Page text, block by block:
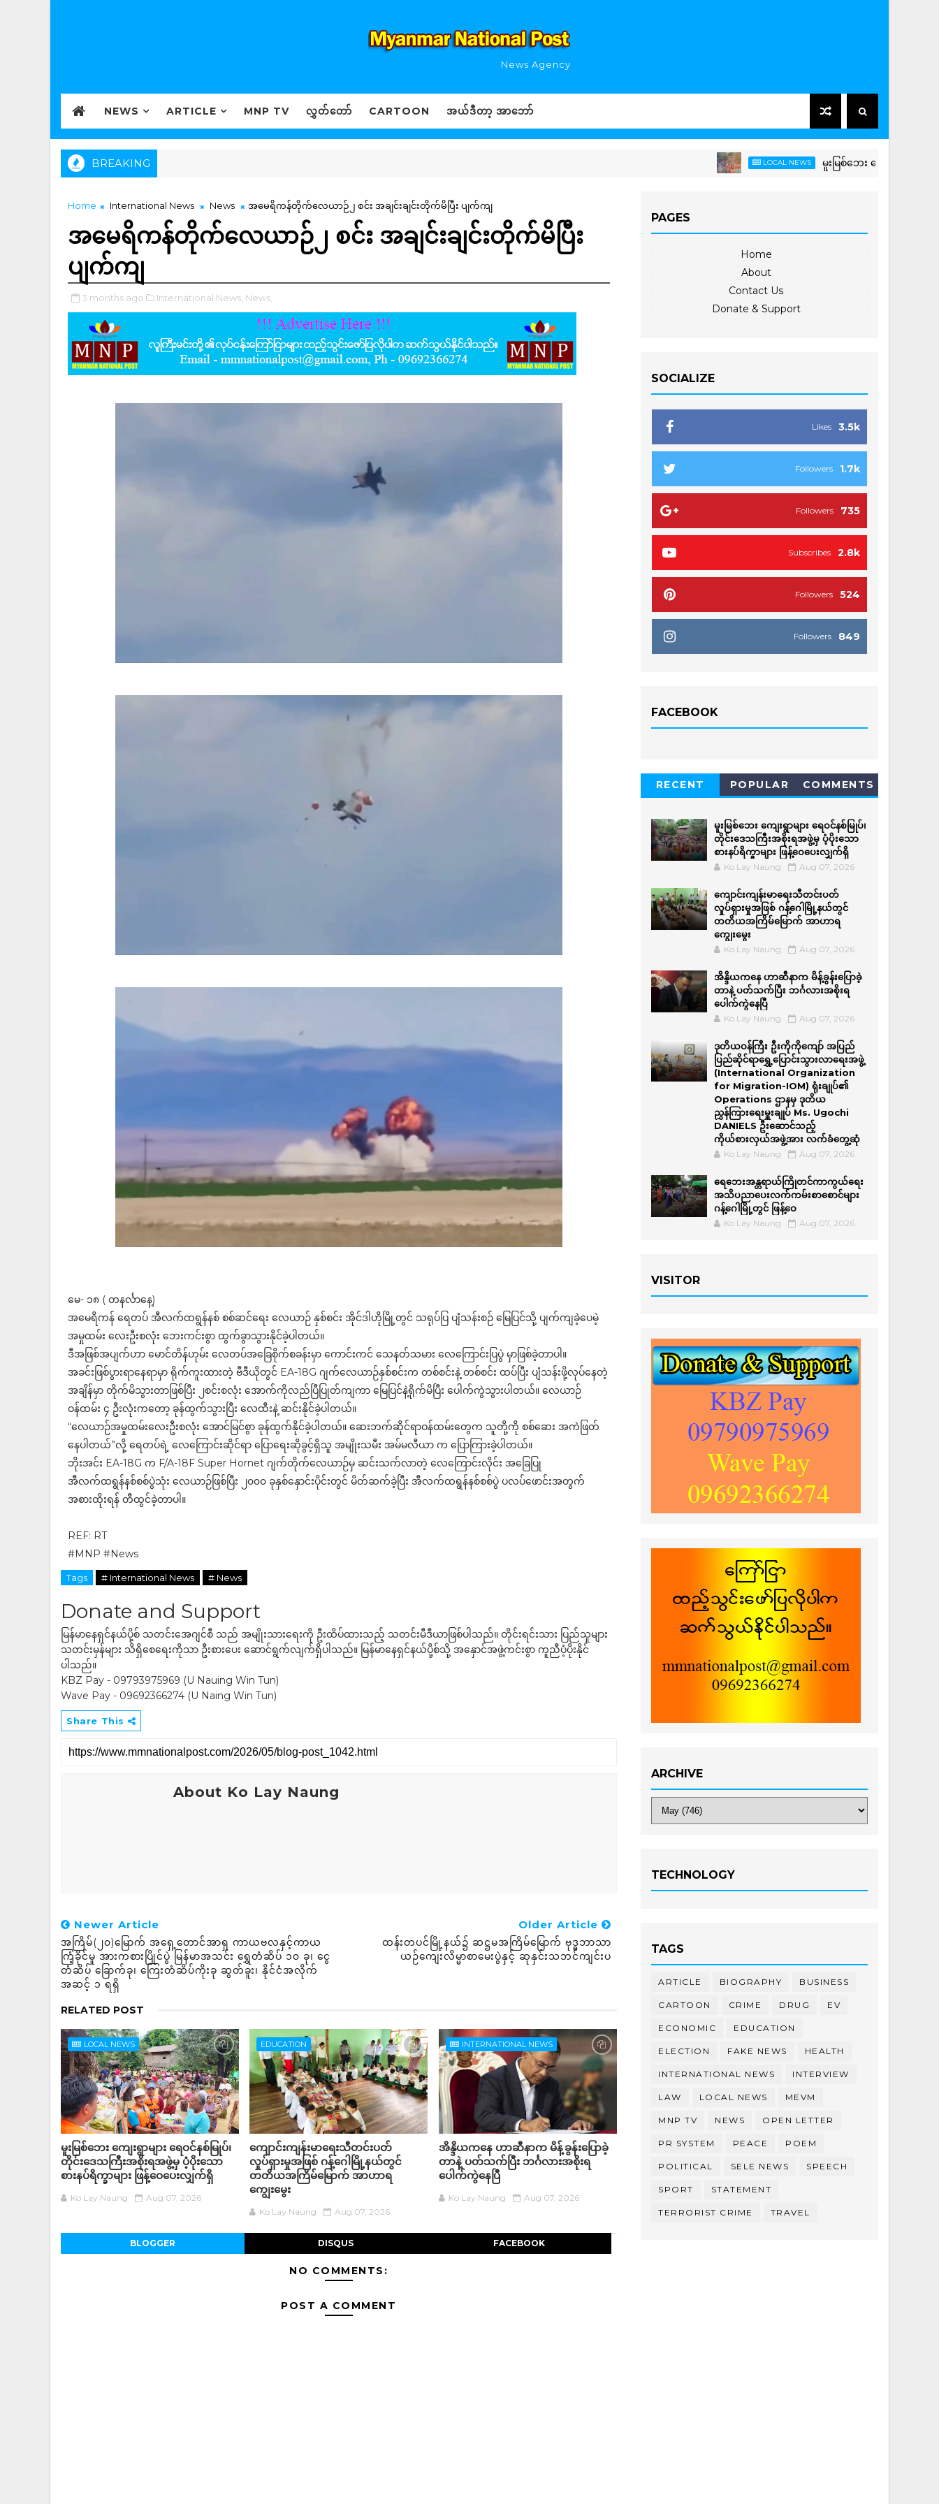
News Agency
NEWS ARTICLE MNP TV လွှတ်တော် CARTOON အယ်ဒီတာ့ အာဘော်
BREAKING LOCAL NEWS မူးမြစ်ဘေး ကျေးရွာများ ရေဝင်န
Home International News News အမေရိကန်တိုက်လေယာဉ်၂ စင်း အချင်းချင်းတိုက်မိပြီး ပျက်ကျ
အမေရိကန်တိုက်လေယာဉ်၂ စင်း အချင်းချင်းတိုက်မိပြီး
ပျက်ကျ
3 months ago International News, News,
မေ- ၁၈ ( တနင်္လာနေ့)
အမေရိကန် ရေတပ် အီလက်ထရွန်နစ် စစ်ဆင်ရေး လေယာဉ် နှစ်စင်း အိုင်ဒါဟိုမြို့တွင် သရုပ်ပြ ပျံသန်းစဉ် မြေပြင်သို့ ပျက်ကျခဲ့ပေမဲ့
အမှုထမ်း လေးဦးစလုံး ဘေးကင်းစွာ ထွက်ခွာသွားနိုင်ခဲ့ပါတယ်။
ဒီအဖြစ်အပျက်ဟာ မောင်တိန်ဟုမ်း လေတပ်အခြေစိုက်စခန်းမှာ ကောင်းကင် သေနတ်သမား လေကြောင်းပြပွဲ မှာဖြစ်ခဲ့တာပါ။
အခင်းဖြစ်ပွားရာနေရာမှာ ရိုက်ကူးထားတဲ့ ဗီဒီယိုတွင် EA-18G ဂျက်လေယာဉ်နှစ်စင်းက တစ်စင်းနဲ့ တစ်စင်း ထပ်ပြီး ပျံသန်းဖို့လုပ်နေတဲ့
အချိန်မှာ တိုက်မိသွားတာဖြစ်ပြီး ၂စင်းစလုံး အောက်ကိုလည်ပြီပြုတ်ကျကာ မြေပြင်နဲ့ရိုက်မိပြီး ပေါက်ကွဲသွားပါတယ်။ လေယာဉ်
ဝန်ထမ်း ၄ ဦးလုံးကတော့ ခုန်ထွက်သွားပြီး လေထီးနဲ့ ဆင်းနိုင်ခဲ့ပါတယ်။
“လေယာဉ်အမှုထမ်းလေးဦးစလုံး အောင်မြင်စွာ ခုန်ထွက်နိုင်ခဲ့ပါတယ်။ ဆေးဘက်ဆိုင်ရာဝန်ထမ်းတွေက သူတို့ကို စစ်ဆေး အကဲဖြတ်
နေပါတယ်”လို့ ရေတပ်ရဲ့ လေကြောင်းဆိုင်ရာ ပြောရေးဆိုခွင့်ရှိသူ အမျိုးသမီး အမ်မလီယာ က ပြောကြားခဲ့ပါတယ်။
ဘိုးအင်း EA-18G က F/A-18F Super Hornet ဂျက်တိုက်လေယာဉ်မှ ဆင်းသက်လာတဲ့ လေကြောင်းလိုင်း အခြေပြု
အီလက်ထရွန်နစ်စစ်ပွဲသုံး လေယာဉ်ဖြစ်ပြီး ၂၀၀၀ ခုနှစ်နှောင်းပိုင်းတွင် မိတ်ဆက်ခဲ့ပြီး အီလက်ထရွန်နစ်စစ်ပွဲ ပလပ်ဖောင်းအတွက်
အစားထိုးရန် တီထွင်ခဲ့တာပါ။
REF: RT
#MNP #News
Tags # International News # News
Donate and Support
မြန်မာနေရှင်နယ်ပို့စ် သတင်းအေဂျင်စီ သည် အမျိုးသားရေးကို ဦးထိပ်ထားသည့် သတင်းမီဒီယာဖြစ်ပါသည်။ တိုင်းရင်းသား ပြည်သူများ
သတင်းမှန်များ သိရှိစေရေးကိုသာ ဦးစားပေး ဆောင်ရွက်လျက်ရှိပါသည်။ မြန်မာနေရှင်နယ်ပို့စ်သို့ အနှောင်အဖွဲ့ကင်းစွာ ကူညီပံ့ပိုးနိုင်
ပါသည်။
KBZ Pay - 09793975969 (U Nauing Win Tun)
Wave Pay - 09692366274 (U Naing Win Tun)
Share This
About Ko Lay Naung
Newer Article
အကြိမ်(၂၀)မြောက် အရှေ့တောင်အာရှ ကာယဗလနှင့်ကာယ
ကြံ့ခိုင်မှု အားကစားပြိုင်ပွဲ မြန်မာအသင်း ရွှေတံဆိပ် ၁၀ ခု၊ ငွေ
တံဆိပ် ခြောက်ခု၊ ကြေးတံဆိပ်ကိုးခု ဆွတ်ခူး၊ နိုင်ငံအလိုက်
အဆင့် ၁ ရရှိ
Older Article
ထန်းတပင်မြို့နယ်၌ ဆဋ္ဌမအကြိမ်မြောက် ဗုဒ္ဓဘာသာ
ယဉ်ကျေးလိမ္မာစာမေးပွဲနှင့် ဆုနှင်းသဘင်ကျင်းပ
RELATED POST
LOCAL NEWS
မူးမြစ်ဘေး ကျေးရွာများ ရေဝင်နစ်မြုပ်၊
တိုင်းဒေသကြီးအစိုးရအဖွဲ့မှ ပံ့ပိုးသော
စားနပ်ရိက္ခာများ ဖြန့်ဝေပေးလျှက်ရှိ
Ko Lay Naung Aug 07, 2026
EDUCATION
ကျောင်းကျန်းမာရေးသီတင်းပတ်
လှုပ်ရှားမှုအဖြစ် ဂန့်ဂေါမြို့နယ်တွင်
တတိယအကြိမ်မြောက် အာဟာရ
ကျွေးမွေး
Ko Lay Naung Aug 07, 2026
INTERNATIONAL NEWS
အိန္ဒိယကနေ ဟာဆီနာက မိန့်ခွန်းပြောခဲ့
တာနဲ့ ပတ်သက်ပြီး ဘင်္ဂလားအစိုးရ
ပေါက်ကွဲနေပြီ
Ko Lay Naung Aug 07, 2026
BLOGGER DISQUS FACEBOOK
NO COMMENTS:
POST A COMMENT
PAGES
Home
About
Contact Us
Donate & Support
SOCIALIZE
3.5k
Likes
1.7k
Followers
735
Followers
2.8k
Subscribes
524
Followers
849
Followers
FACEBOOK
RECENT POPULAR COMMENTS
မူးမြစ်ဘေး ကျေးရွာများ ရေဝင်နစ်မြုပ်၊
တိုင်းဒေသကြီးအစိုးရအဖွဲ့မှ ပံ့ပိုးသော
စားနပ်ရိက္ခာများ ဖြန့်ဝေပေးလျှက်ရှိ
Ko Lay Naung Aug 07, 2026
ကျောင်းကျန်းမာရေးသီတင်းပတ်
လှုပ်ရှားမှုအဖြစ် ဂန့်ဂေါမြို့နယ်တွင်
တတိယအကြိမ်မြောက် အာဟာရ
ကျွေးမွေး
Ko Lay Naung Aug 07, 2026
အိန္ဒိယကနေ ဟာဆီနာက မိန့်ခွန်းပြောခဲ့
တာနဲ့ ပတ်သက်ပြီး ဘင်္ဂလားအစိုးရ
ပေါက်ကွဲနေပြီ
Ko Lay Naung Aug 07, 2026
ဒုတိယဝန်ကြီး ဦးကိုကိုကျော် အပြည်
ပြည်ဆိုင်ရာရွှေ့ပြောင်းသွားလာရေးအဖွဲ့
(International Organization
for Migration-IOM) ရုံးချုပ်၏
Operations ဌာနမှ ဒုတိယ
ညွှန်ကြားရေးမှူးချုပ် Ms. Ugochi
DANIELS ဦးဆောင်သည့်
ကိုယ်စားလှယ်အဖွဲ့အား လက်ခံတွေ့ဆုံ
Ko Lay Naung Aug 07, 2026
ရေဘေးအန္တရာယ်ကြိုတင်ကာကွယ်ရေး
အသိပညာပေးလက်ကမ်းစာစောင်များ
ဂန့်ဂေါမြို့တွင် ဖြန့်ဝေ
Ko Lay Naung Aug 07, 2026
VISITOR
ARCHIVE
TECHNOLOGY
TAGS
ARTICLE BIOGRAPHY BUSINESS
CARTOON CRIME DRUG EV
ECONOMIC EDUCATION
ELECTION FAKE NEWS HEALTH
INTERNATIONAL NEWS INTERVIEW
LAW LOCAL NEWS MEVM
MNP TV NEWS OPEN LETTER
PR SYSTEM PEACE POEM
POLITICAL SELE NEWS SPEECH
SPORT STATEMENT
TERRORIST CRIME TRAVEL